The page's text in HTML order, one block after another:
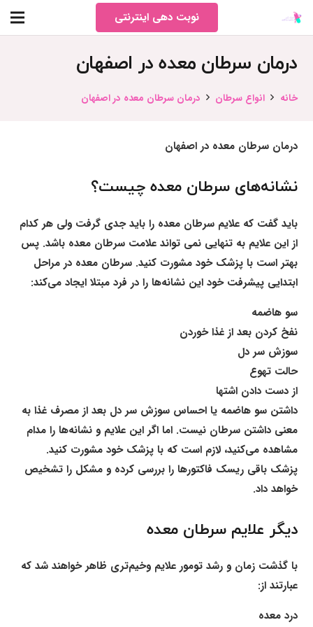
نوبت دهی اینترنتی
درمان سرطان معده در اصفهان
خانه انواع سرطان درمان سرطان معده در اصفهان
درمان سرطان معده در اصفهان
نشانه‌های سرطان معده چیست؟
باید گفت که علایم سرطان معده را باید جدی گرفت ولی هر کدام
از این علایم به تنهایی نمی تواند علامت سرطان معده باشد. پس
بهتر است با پزشک خود مشورت کنید. سرطان معده در مراحل
ابتدایی پیشرفت خود این نشانه‌ها را در فرد مبتلا ایجاد می‌کند:
سو هاضمه
نفخ کردن بعد از غذا خوردن
سوزش سر دل
حالت تهوع
از دست دادن اشتها
داشتن سو هاضمه یا احساس سوزش سر دل بعد از مصرف غذا به
معنی داشتن سرطان نیست. اما اگر این علایم و نشانه‌ها را مدام
مشاهده می‌کنید، لازم است که با پزشک خود مشورت کنید.
پزشک باقی ریسک فاکتورها را بررسی کرده و مشکل را تشخیص
خواهد داد.
دیگر علایم سرطان معده
با گذشت زمان و رشد تومور علایم وخیم‌تری ظاهر خواهند شد که
عبارتند از:
درد معده